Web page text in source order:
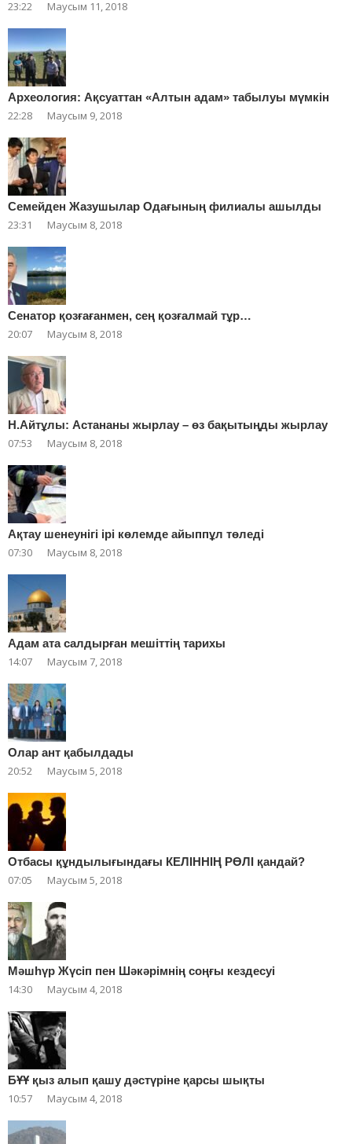
23:22 Маусым 11, 2018
Археология: Ақсуаттан «Алтын адам» табылуы мүмкін
22:28 Маусым 9, 2018
Cемейден Жазушылар Одағының филиалы ашылды
23:31 Маусым 8, 2018
Сенатор қозғағанмен, сең қозғалмай тұр…
20:07 Маусым 8, 2018
Н.Айтұлы: Астананы жырлау – өз бақытыңды жырлау
07:53 Маусым 8, 2018
Ақтау шенеунігі ірі көлемде айыппұл төледі
07:30 Маусым 8, 2018
Адам ата салдырған мешіттің тарихы
14:07 Маусым 7, 2018
Олар ант қабылдады
20:52 Маусым 5, 2018
Отбасы құндылығындағы КЕЛІННІҢ РӨЛІ қандай?
07:05 Маусым 5, 2018
Мәшһүр Жүсіп пен Шәкәрімнің соңғы кездесуі
14:30 Маусым 4, 2018
БҰҰ қыз алып қашу дәстүріне қарсы шықты
10:57 Маусым 4, 2018